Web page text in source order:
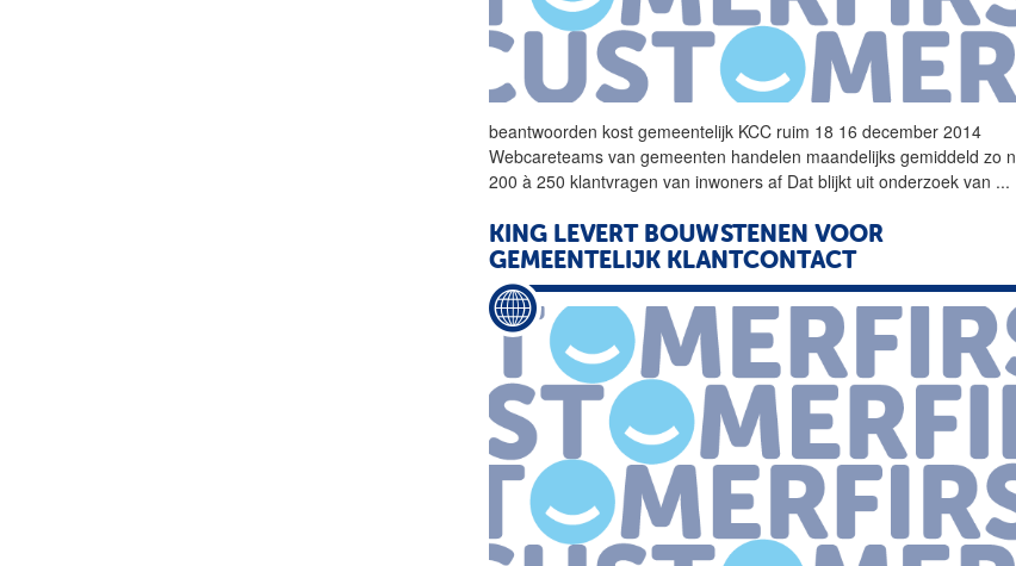
beantwoorden kostgemeentelijk KCC ruim 18 16 december 2014
Webcareteams van gemeenten handelen maandelijks gemiddeld zo n
200 à 250 klantvragen van inwoners af Dat blijkt uit onderzoek van ...
KING LEVERT BOUWSTENEN VOOR
GEMEENTELIJK KLANTCONTACT